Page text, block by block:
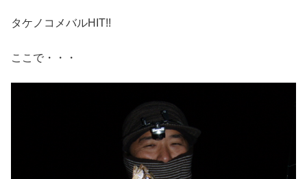
タケノコメバルHIT!!
ここで・・・